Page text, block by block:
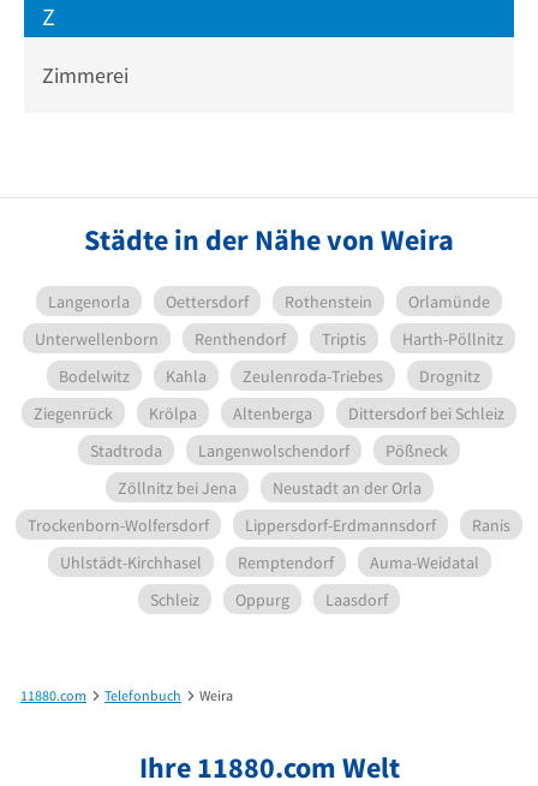
Z
Zimmerei
Städte in der Nähe von Weira
Langenorla Oettersdorf Rothenstein
Orlamünde
Unterwellenborn
Renthendorf Triptis
Harth-Pöllnitz
Bodelwitz
Kahla Zeulenroda-Triebes
Drognitz
Ziegenrück
Krölpa Altenberga
Dittersdorf bei Schleiz
Stadtroda
Langenwolschendorf
Pößneck
Zöllnitz bei Jena
Neustadt an der Orla
Trockenborn-Wolfersdorf
Lippersdorf-Erdmannsdorf
Ranis
Uhlstädt-Kirchhasel
Remptendorf
Auma-Weidatal
Schleiz
Oppurg Laasdorf
11880.com Telefonbuch Weira
Ihre 11880.com Welt